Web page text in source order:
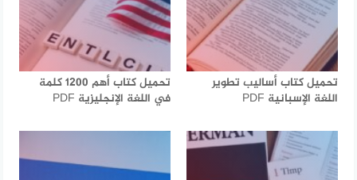
تحميل كتاب أساليب تطوير
اللغة الإسبانية PDF
تحميل كتاب أهم 1200 كلمة
في اللغة الإنجليزية PDF